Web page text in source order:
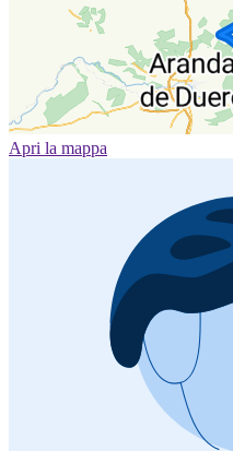
Apri la mappa